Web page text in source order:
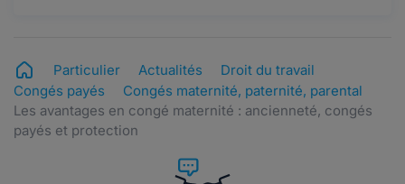
Minuille.
"remboursement de votre salaire"?
Particulier Actualités
Droit du travail
Congés payés
Congés maternité, paternité, parental
Les avantages en congé maternité : ancienneté, congés
payés et protection